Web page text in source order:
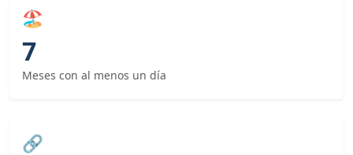
🏖
7
Meses con al menos un día
🔗